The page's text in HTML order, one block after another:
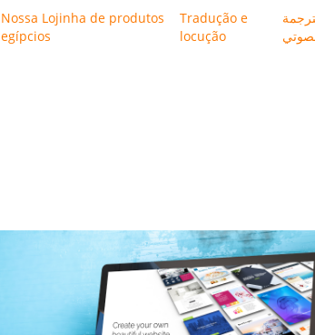
Nossa Lojinha de produtos
egípcios
Tradução e
locução